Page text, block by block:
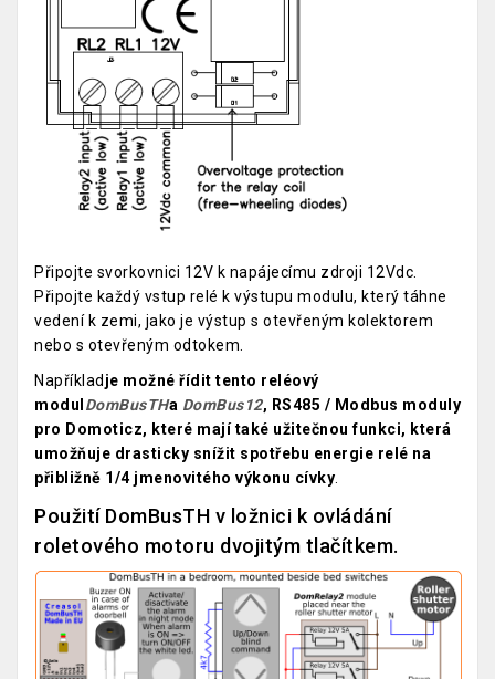
Připojte svorkovnici 12V k napájecímu zdroji 12Vdc.
Připojte každý vstup relé k výstupu modulu, který táhne
vedení k zemi, jako je výstup s otevřeným kolektorem
nebo s otevřeným odtokem.
Například je možné řídit tento reléový
modul DomBusTHa DomBus12, RS485 / Modbus moduly
pro Domoticz, které mají také užitečnou funkci, která
umožňuje drasticky snížit spotřebu energie relé na
přibližně 1/4 jmenovitého výkonu cívky
Použití DomBusTH v ložnici k ovládání
roletového motoru dvojitým tlačítkem.